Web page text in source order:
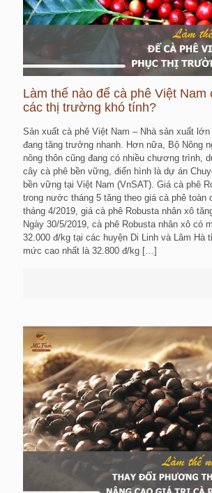
Làm thế nào để cà phê Việt Nam
các thị trường khó tính?
Sản xuất cà phê Việt Nam – Nhà sản xuất
đang tăng trưởng nhanh. Hơn nữa, Bộ Nông
nông thôn cũng đang có nhiều chương trình,
cây cà phê bền vững, điển hình là dự án
bền vững tại Việt Nam (VnSAT). Giá cà phê
trong nước tháng 5 tăng theo giá cà phê toàn
tháng 4/2019, giá cà phê Robusta nhân xô
Ngày 30/5/2019, cà phê Robusta nhân xô có
32.000 đ/kg tại các huyện Di Linh và Lâm Hà
mức cao nhất là 32.800 đ/kg […]